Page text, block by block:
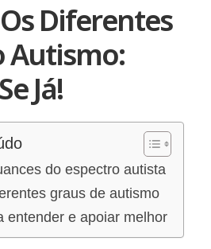
Diferentes
Autismo:
Já!
do espectro autista
graus de autismo
entender e apoiar melhor